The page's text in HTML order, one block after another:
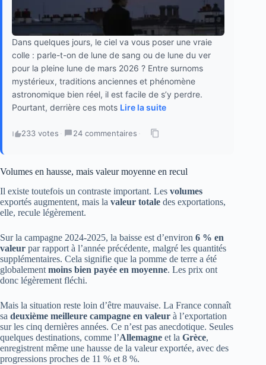
Dans quelques jours, le ciel va vous poser une vraie
colle : parle-t-on de lune de sang ou de lune du ver
pour la pleine lune de mars 2026 ? Entre surnoms
mystérieux, traditions anciennes et phénomène
astronomique bien réel, il est facile de s’y perdre.
Pourtant, derrière ces mots Lire la suite
233 votes · 24 commentaires ·
Volumes en hausse, mais valeur moyenne en recul
Il existe toutefois un contraste important. Les volumes
exportés augmentent, mais la valeur totale des exportations,
elle, recule légèrement.
Sur la campagne 2024-2025, la baisse est d’environ 6 % en
valeur par rapport à l’année précédente, malgré les quantités
supplémentaires. Cela signifie que la pomme de terre a été
globalement moins bien payée en moyenne. Les prix ont
donc légèrement fléchi.
Mais la situation reste loin d’être mauvaise. La France connaît
sa deuxième meilleure campagne en valeur à l’exportation
sur les cinq dernières années. Ce n’est pas anecdotique. Seules
quelques destinations, comme l’Allemagne et la Grèce,
enregistrent même une hausse de la valeur exportée, avec des
progressions proches de 11 % et 8 %.